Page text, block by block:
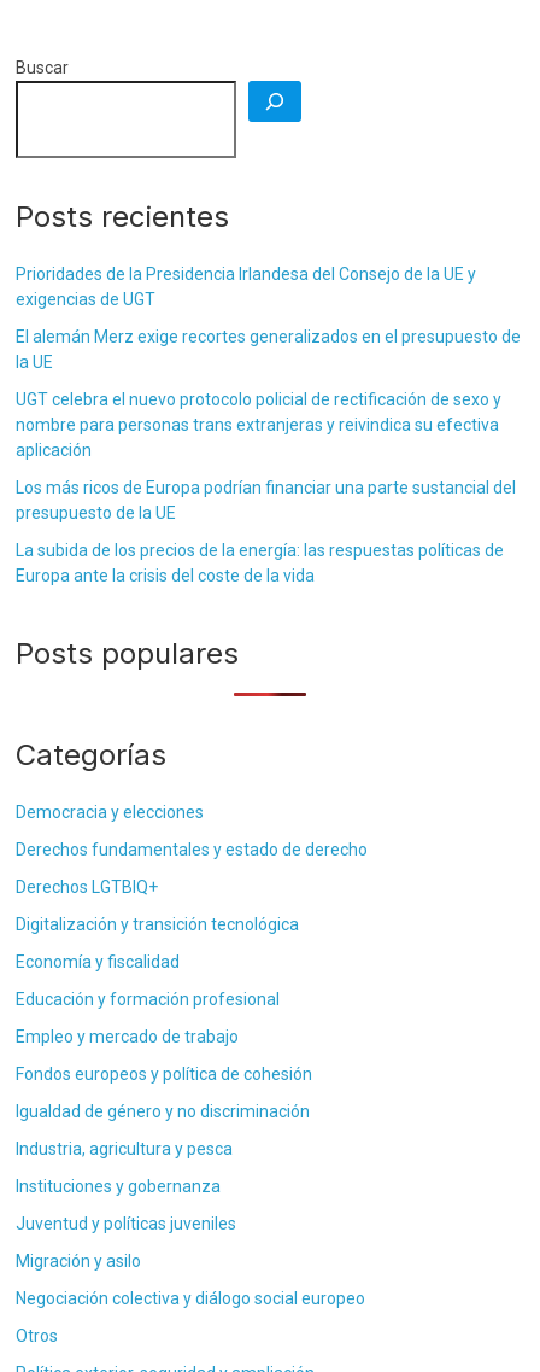
Buscar
Posts recientes
Prioridades de la Presidencia Irlandesa del Consejo de la UE y
exigencias de UGT
El alemán Merz exige recortes generalizados en el presupuesto de
la UE
UGT celebra el nuevo protocolo policial de rectificación de sexo y
nombre para personas trans extranjeras y reivindica su efectiva
aplicación
Los más ricos de Europa podrían financiar una parte sustancial del
presupuesto de la UE
La subida de los precios de la energía: las respuestas políticas de
Europa ante la crisis del coste de la vida
Posts populares
Categorías
Democracia y elecciones
Derechos fundamentales y estado de derecho
Derechos LGTBIQ+
Digitalización y transición tecnológica
Economía y fiscalidad
Educación y formación profesional
Empleo y mercado de trabajo
Fondos europeos y política de cohesión
Igualdad de género y no discriminación
Industria, agricultura y pesca
Instituciones y gobernanza
Juventud y políticas juveniles
Migración y asilo
Negociación colectiva y diálogo social europeo
Otros